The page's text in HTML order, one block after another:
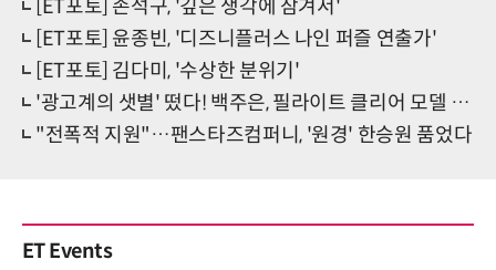
[ET포토] 손석구, '깊은 생각에 잠겨서'
[ET포토] 윤종빈, '디즈니플러스 나인 퍼즐 연출가'
[ET포토] 김다미, '수상한 분위기'
'광고계의 샛별' 떴다! 백주은, 필라이트 클리어 모델 발탁
"전폭적 지원"…팬스타즈컴퍼니, '원경' 한승원 품었다
ET Events